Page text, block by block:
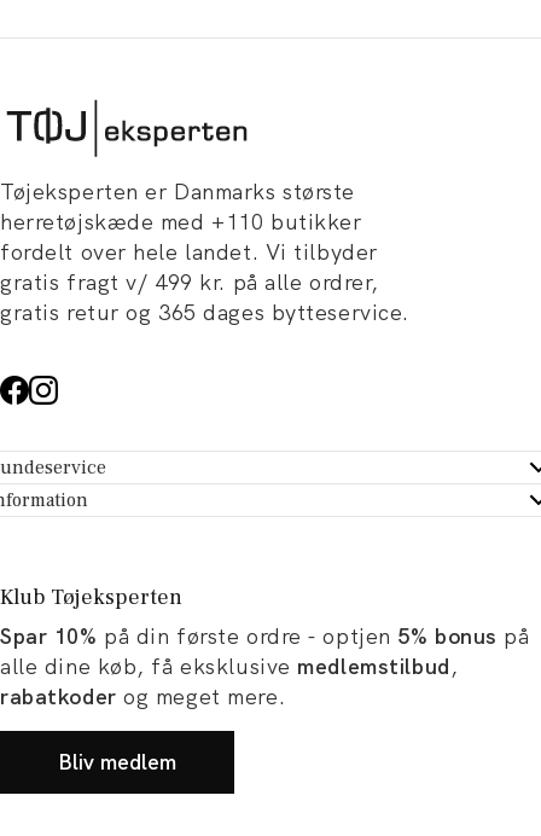
Tøjeksperten er Danmarks største
herretøjskæde med +110 butikker
fordelt over hele landet. Vi tilbyder
gratis fragt v/ 499 kr. på alle ordrer,
gratis retur og 365 dages bytteservice.
- Hjælpecenter
dit køb
Tøjeksperten
og artikler
og karriere
Klub Tøjeksperten
Spar 10% på din første ordre - optjen 5% bonus på
alle dine køb, få eksklusive medlemstilbud,
rabatkoder og meget mere.
Bliv medlem